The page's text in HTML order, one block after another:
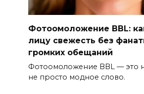
Фотоомоложение BBL:
лицу свежесть без
громких обещаний
Фотоомоложение BBL — это
не просто модное слово.